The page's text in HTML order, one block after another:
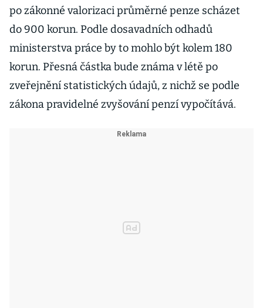
po zákonné valorizaci průměrné penze scházet
do 900 korun. Podle dosavadních odhadů
ministerstva práce by to mohlo být kolem 180
korun. Přesná částka bude známa v létě po
zveřejnění statistických údajů, z nichž se podle
zákona pravidelné zvyšování penzí vypočítává.